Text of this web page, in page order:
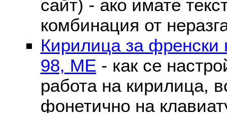
сайт) - ако имате
комбинация от
Кирилица за френски
98, ME - как се
работа на кирилица,
фонетично на